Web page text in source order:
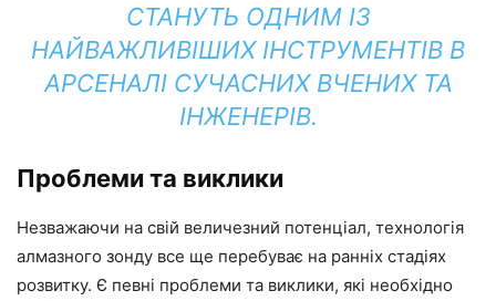
СТАНУТЬ ОДНИМ ІЗ
НАЙВАЖЛИВІШИХ ІНСТРУМЕНТІВ В
АРСЕНАЛІ СУЧАСНИХ ВЧЕНИХ ТА
ІНЖЕНЕРІВ.
Проблеми та виклики
Незважаючи на свій величезний потенціал, технологія
алмазного зонду все ще перебуває на ранніх стадіях
розвитку. Є певні проблеми та виклики, які необхідно